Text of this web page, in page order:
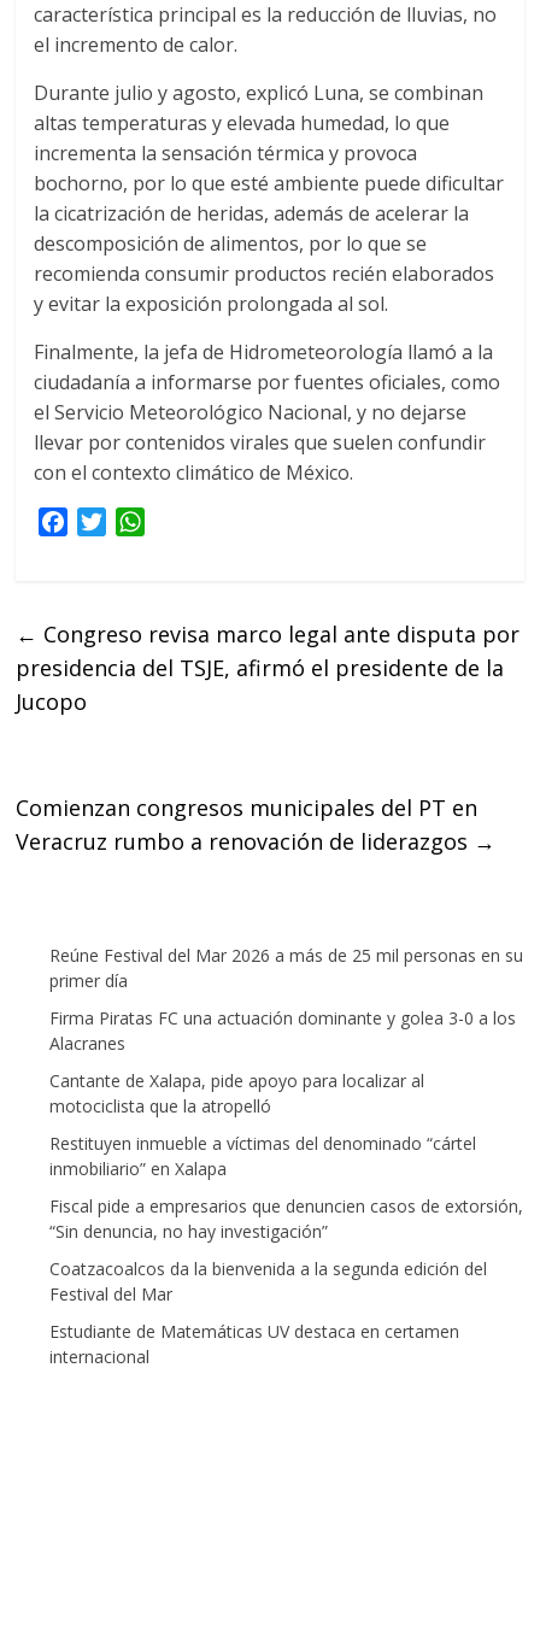
característica principal es la reducción de lluvias, no
el incremento de calor.
Durante julio y agosto, explicó Luna, se combinan
altas temperaturas y elevada humedad, lo que
incrementa la sensación térmica y provoca
bochorno, por lo que esté ambiente puede dificultar
la cicatrización de heridas, además de acelerar la
descomposición de alimentos, por lo que se
recomienda consumir productos recién elaborados
y evitar la exposición prolongada al sol.
Finalmente, la jefa de Hidrometeorología llamó a la
ciudadanía a informarse por fuentes oficiales, como
el Servicio Meteorológico Nacional, y no dejarse
llevar por contenidos virales que suelen confundir
con el contexto climático de México.
b
o
o
T
t
e
s
A
← Congreso revisa marco legal ante disputa por
presidencia del TSJE, afirmó el presidente de la
Jucopo
Comienzan congresos municipales del PT en
Veracruz rumbo a renovación de liderazgos →
Reúne Festival del Mar 2026 a más de 25 mil personas en su
primer día
Firma Piratas FC una actuación dominante y golea 3-0 a los
Alacranes
Cantante de Xalapa, pide apoyo para localizar al
motociclista que la atropelló
Restituyen inmueble a víctimas del denominado “cártel
inmobiliario” en Xalapa
Fiscal pide a empresarios que denuncien casos de extorsión,
“Sin denuncia, no hay investigación”
Coatzacoalcos da la bienvenida a la segunda edición del
Festival del Mar
Estudiante de Matemáticas UV destaca en certamen
internacional